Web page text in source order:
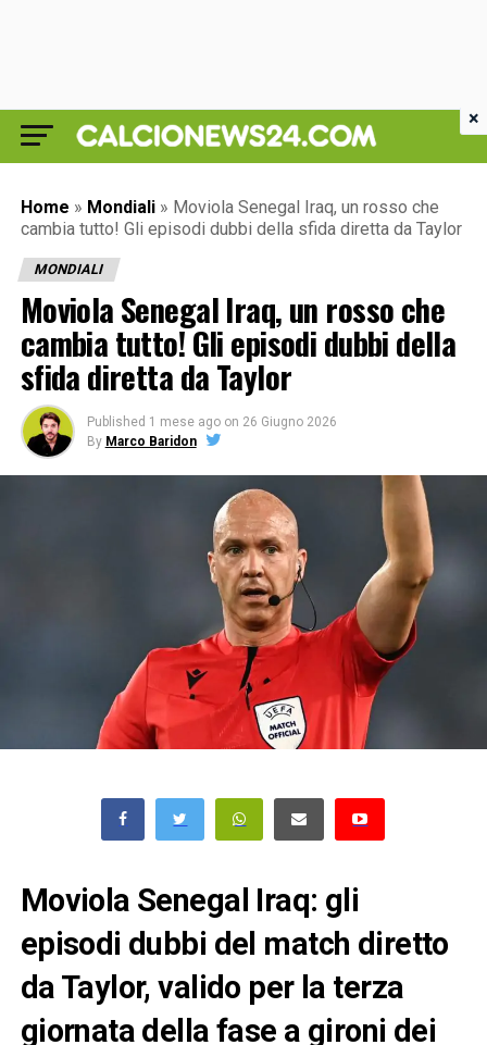
Home » Mondiali » Moviola Senegal Iraq, un rosso che
cambia tutto! Gli episodi dubbi della sfida diretta da Taylor
MONDIALI
Moviola Senegal Iraq, un rosso che
cambia tutto! Gli episodi dubbi della
sfida diretta da Taylor
Published 1 mese ago on 26 Giugno 2026
By Marco Baridon
Moviola Senegal Iraq: gli
episodi dubbi del match diretto
da Taylor, valido per la terza
giornata della fase a gironi dei
×